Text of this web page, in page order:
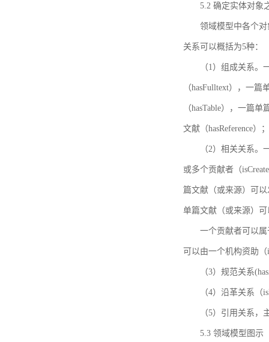
5.2 确定实体对象
领域模型中各个
关系可以概括为5种：
（1）组成关系
（hasFulltext），一
（hasTable），一篇
文献（hasReference）；
（2）相关关系
或多个贡献者（
篇文献（或来源）可
单篇文献（或来源）可
一个贡献者可以
可以由一个机构资助（
（3）规范关系
（4）沿革关系
（5）引用关系，
5.3 领域模型图示